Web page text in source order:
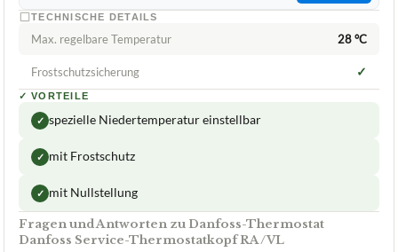
TECHNISCHE DETAILS
Max. regelbare Temperatur 28 °C
Frostschutzsicherung ✓
✓ VORTEILE
✓ spezielle Niedertemperatur einstellbar
✓ mit Frostschutz
✓ mit Nullstellung
Fragen und Antworten zu Danfoss-Thermostat
Danfoss Service-Thermostatkopf RA/VL